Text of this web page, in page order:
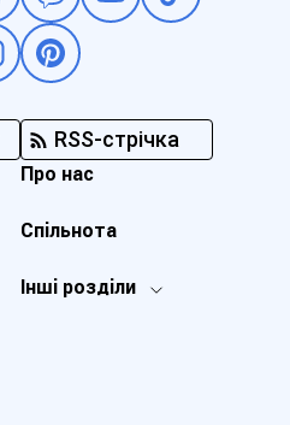
RSS-стрічка
Інші розділи
Про нас
Спільнота